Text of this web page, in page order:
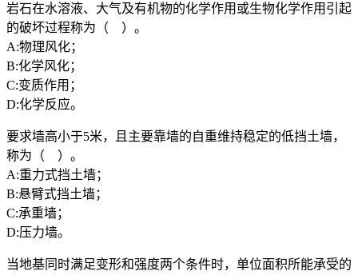
岩石在水溶液、大气及有机物的化学作用或生物化学作用引起
的破坏过程称为（ ）。
A:物理风化；
B:化学风化；
C:变质作用；
D:化学反应。
要求墙高小于5米，且主要靠墙的自重维持稳定的低挡土墙，
称为（ ）。
A:重力式挡土墙；
B:悬臂式挡土墙；
C:承重墙；
D:压力墙。
当地基同时满足变形和强度两个条件时，单位面积所能承受的